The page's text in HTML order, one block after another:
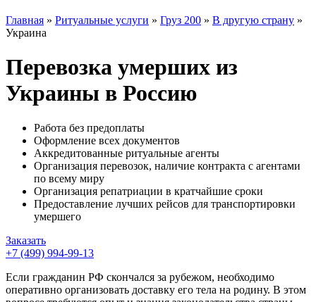
Главная » Ритуальные услуги » Груз 200 » В другую страну »
Украина
Перевозка умерших из
Украины в Россию
Работа без предоплаты
Оформление всех документов
Аккредитованные ритуальные агенты
Организация перевозок, наличие контракта с агентами
по всему миру
Организация репатриации в кратчайшие сроки
Предоставление лучших рейсов для транспортировки
умершего
Заказать
+7 (499) 994-99-13
Если гражданин РФ скончался за рубежом, необходимо
оперативно организовать доставку его тела на родину. В этом